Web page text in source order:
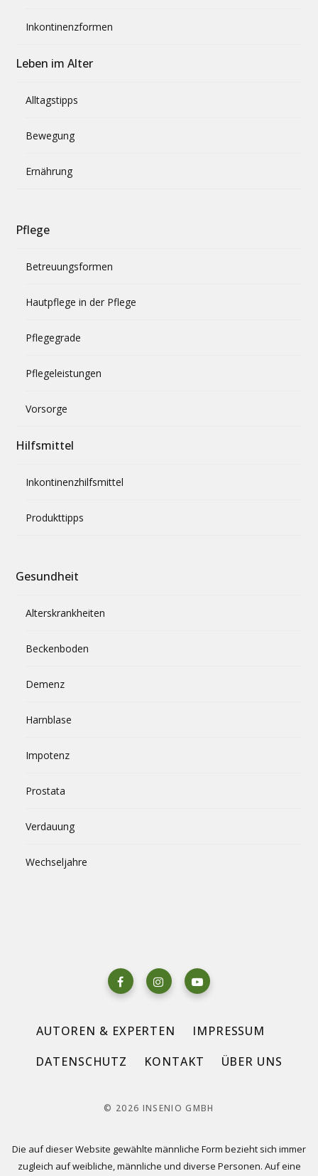
Inkontinenzformen
Leben im Alter
Alltagstipps
Bewegung
Ernährung
Pflege
Betreuungsformen
Hautpflege in der Pflege
Pflegegrade
Pflegeleistungen
Vorsorge
Hilfsmittel
Inkontinenzhilfsmittel
Produkttipps
Gesundheit
Alterskrankheiten
Beckenboden
Demenz
Harnblase
Impotenz
Prostata
Verdauung
Wechseljahre
AUTOREN & EXPERTEN
IMPRESSUM
DATENSCHUTZ
KONTAKT ÜBER UNS
© 2026 INSENIO GMBH
Die auf dieser Website gewählte männliche Form bezieht sich immer
zugleich auf weibliche, männliche und diverse Personen. Auf eine